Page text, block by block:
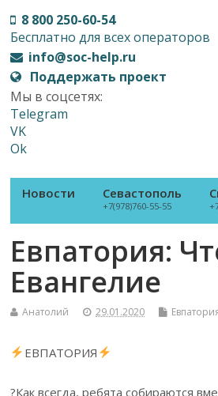
8 800 250-60-54
Бесплатно для всех операторов
info@soc-help.ru
Поддержать проект
Мы в соцсетях:
Telegram
VK
Ok
Новости Севастополь
+7(978)760-55-55
Евпатория:
Евангелие
Анатолий 29.01.2020
ЕВПАТОРИЯ
?Как всегда, ребята собираются